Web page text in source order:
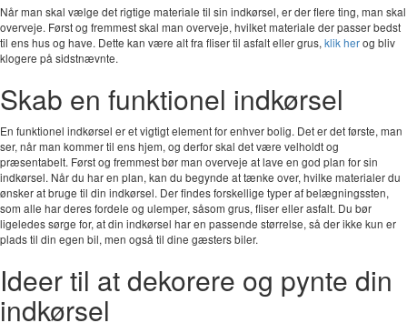
Når man skal vælge det rigtige materiale til sin indkørsel, er der flere ting, man skal
overveje. Først og fremmest skal man overveje, hvilket materiale der passer bedst
til ens hus og have. Dette kan være alt fra fliser til asfalt eller grus, klik herog bliv
klogere på sidstnævnte.
Skab en funktionel indkørsel
En funktionel indkørsel er et vigtigt element for enhver bolig. Det er det første, man
ser, når man kommer til ens hjem, og derfor skal det være velholdt og
præsentabelt. Først og fremmest bør man overveje at lave en god plan for sin
indkørsel. Når du har en plan, kan du begynde at tænke over, hvilke materialer du
ønsker at bruge til din indkørsel. Der findes forskellige typer af belægningssten,
som alle har deres fordele og ulemper, såsom grus, fliser eller asfalt. Du bør
ligeledes sørge for, at din indkørsel har en passende størrelse, så der ikke kun er
plads til din egen bil, men også til dine gæsters biler.
Ideer til at dekorere og pynte din
indkørsel